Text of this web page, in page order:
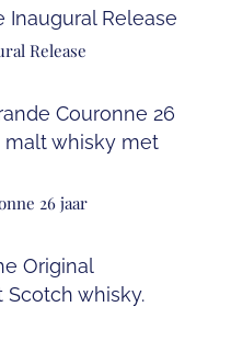
Release
26 jaar